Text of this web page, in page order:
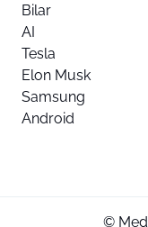
Bilar
AI
Tesla
Elon Musk
Samsung
Android
©